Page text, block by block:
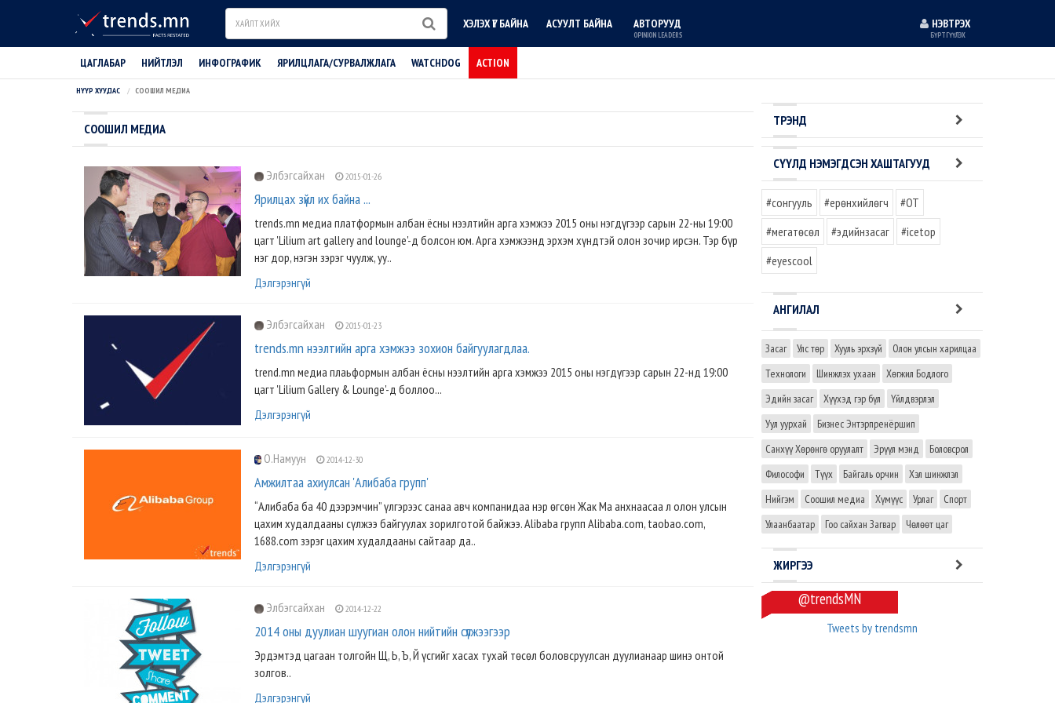
Search ХЭЛЭХ ҮГ БАЙНА АСУУЛТ БАЙНА АВТОРУУД
OPINION LEADERS
НЭВТРЭХ
БҮРТГҮҮЛЭХ
ЦАГЛАБАР НИЙТЛЭЛ ИНФОГРАФИК ЯРИЛЦЛАГА/СУРВАЛЖЛАГА WATCHDOG ACTION
НҮҮР ХУУДАС СООШИЛ МЕДИА
СООШИЛ МЕДИА
Элбэгсайхан 2015-01-26
Ярилцах зүйл их байна ...
trends.mn медиа платформын албан ёсны нээлтийн арга хэмжээ 2015 оны нэгдүгээр сарын 22-ны 19:00
цагт 'Lilium art gallery and lounge'-д болсон юм. Арга хэмжээнд эрхэм хүндтэй олон зочир ирсэн. Тэр бүр
нэг дор, нэгэн зэрэг чуулж, уу..
Дэлгэрэнгүй
Элбэгсайхан 2015-01-23
trends.mn нээлтийн арга хэмжээ зохион байгуулагдлаа.
trend.mn медиа плаьформын албан ёсны нээлтийн арга хэмжээ 2015 оны нэгдүгээр сарын 22-нд 19:00
цагт 'Lilium Gallery & Lounge'-д боллоо...
Дэлгэрэнгүй
О.Намуун 2014-12-30
Амжилтаа ахиулсан 'Алибаба групп'
“Алибаба ба 40 дээрэмчин” үлгэрээс санаа авч компанидаа нэр өгсөн Жак Ма анхнаасаа л олон улсын
цахим худалдааны сүлжээ байгуулах зорилготой байжээ. Alibaba групп Alibaba.com, taobao.com,
1688.com зэрэг цахим худалдааны сайтаар да..
Дэлгэрэнгүй
Элбэгсайхан 2014-12-22
2014 оны дуулиан шуугиан олон нийтийн сүлжээгээр
Эрдэмтэд цагаан толгойн Щ, Ь, Ъ, Й үсгийг хасах тухай төсөл боловсруулсан дуулианаар шинэ онтой
золгов..
Дэлгэрэнгүй
ТРЭНД
СҮҮЛД НЭМЭГДСЭН ХАШТАГУУД
#сонгууль #ерөнхийлөгч
#OT
#мегатөсөл
#эдийнзасаг
#icetop
#eyescool
АНГИЛАЛ
Засаг Улс төр Хууль эрхзүй
Олон улсын харилцаа
Технологи
Шинжлэх ухаан
Хөгжил Бодлого
Эдийн засаг
Хүүхэд гэр бүл
Үйлдвэрлэл
Уул уурхай
Бизнес Энтэрпренёршип
Санхүү Хөрөнгө оруулалт
Эрүүл мэнд
Боловсрол
Философи
Түүх Байгаль орчин
Хэл шинжлэл
Нийгэм
Соошил медиа Хүмүүс Урлаг
Спорт
Улаанбаатар
Гоо сайхан Загвар Чөлөөт цаг
ЖИРГЭЭ
@trendsMN
Tweets by trendsmn